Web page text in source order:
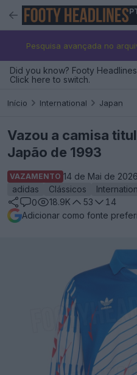
Pesquisa avançada no
Did you know? Footy
Click here to switch.
Início International Japan
Vazou a camisa
Japão de 1993
VAZAMENTO 14 de Mai de
adidas
Clássicos
0
18.9K 53
14
Adicionar como fonte